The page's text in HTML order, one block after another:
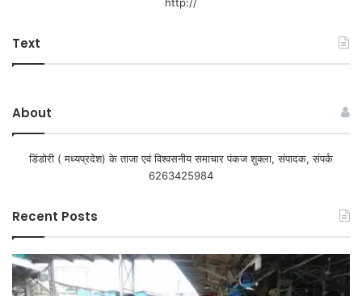
http://
Text
About
डिंडोरी ( मध्यप्रदेश) के ताजा एवं विश्वसनीय समाचार पंकज शुक्ला, संपादक, संपर्क
6263425984
Recent Posts